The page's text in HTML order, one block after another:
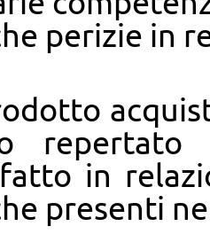
perizie in
repertato
in
presenti